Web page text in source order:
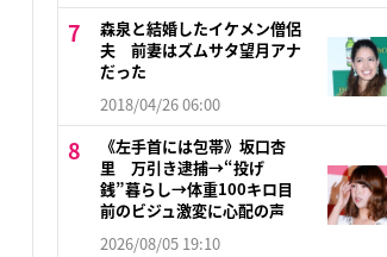
森泉と結婚したイケメン僧侶
夫 前妻はズムサタ望月アナ
だった
2018/04/26 06:00
《左手首には包帯》坂口杏
里 万引き逮捕→“投げ
銭”暮らし→体重100キロ目
前のビジュ激変に心配の声
2026/08/05 19:10